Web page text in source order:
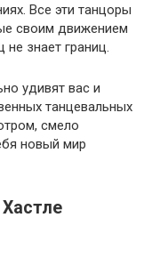
Все эти танцоры
своим движением
знает границ.
удивят вас и
танцевальных
смело
новый мир